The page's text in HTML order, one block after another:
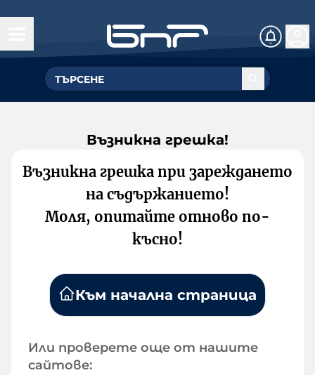
Възникна грешка!
Възникна грешка при зареждането
на съдържанието!
Моля, опитайте отново по-
късно!
Към начална страница
Или проверете още от нашите
сайтове: